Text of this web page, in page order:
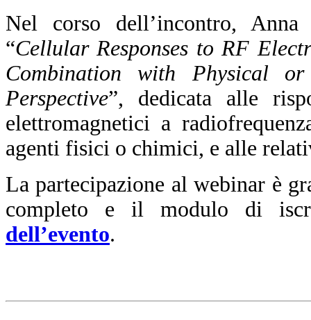
Nel corso dell’incontro,
“Cellular Responses to RF
Combination with Physical
Perspective”, dedicata alle
elettromagnetici a
agenti fisici o chimici, e alle
La partecipazione al webinar è
completo e il modulo di
dell’evento.